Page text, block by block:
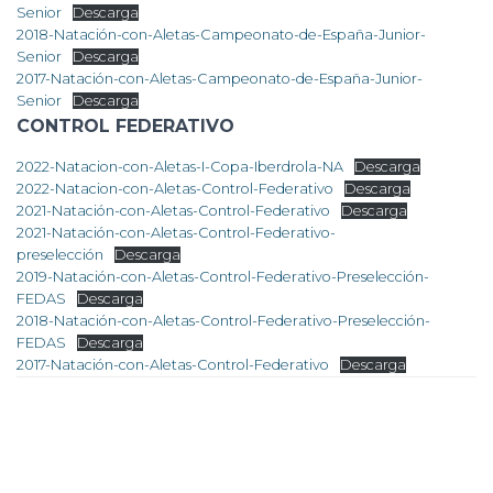
Senior
Descarga
2018-Natación-con-Aletas-Campeonato-de-España-Junior-
Senior
Descarga
2017-Natación-con-Aletas-Campeonato-de-España-Junior-
Senior
Descarga
CONTROL FEDERATIVO
2022-Natacion-con-Aletas-I-Copa-Iberdrola-NA
Descarga
2022-Natacion-con-Aletas-Control-Federativo
Descarga
2021-Natación-con-Aletas-Control-Federativo
Descarga
2021-Natación-con-Aletas-Control-Federativo-
preselección
Descarga
2019-Natación-con-Aletas-Control-Federativo-Preselección-
FEDAS
Descarga
2018-Natación-con-Aletas-Control-Federativo-Preselección-
FEDAS
Descarga
2017-Natación-con-Aletas-Control-Federativo
Descarga